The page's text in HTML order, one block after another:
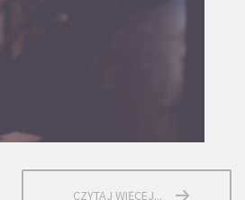
CZYTAJ WIĘCEJ...